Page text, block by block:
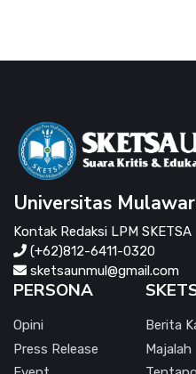
Universitas
Kontak Redaksi LPM SKETSA
(+62)812-6411-0320
sketsaunmul@gmail.com
PERSONA
Opini
Press Release
Berita
Majalah